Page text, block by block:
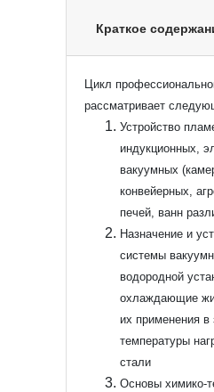
Краткое
Цикл
рассматривает
Устройство
индукционных,
вакуумных
конвейерных,
печей, ванн
Назначение и
системы
водородной
охлаждающие
их применения в
температуры
стали
Основы химико-